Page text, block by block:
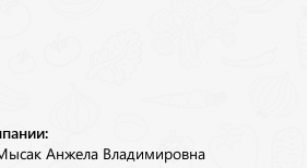
Анжела Владимировна